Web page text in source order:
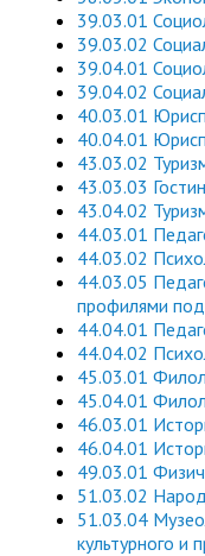
39.03.01
39.03.02
39.04.01
39.04.02
40.03.01
40.04.01
43.03.02
43.03.03
43.04.02
44.03.01
44.03.02
44.03.05
профилями
44.04.01
44.04.02
45.03.01
45.04.01
46.03.01
46.04.01
49.03.01
51.03.02
51.03.04
культурного и